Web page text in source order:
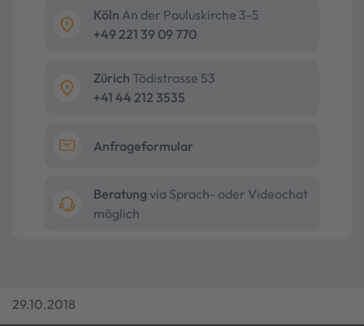
Köln An der Pauluskirche 3-5
+49 221 39 09 770
Zürich Tödistrasse 53
+41 44 212 3535
Anfrageformular
Beratung via Sprach- oder Videochat
möglich
29.10.2018